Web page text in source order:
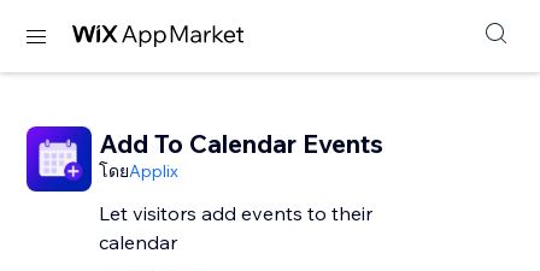
Add To Calendar Events
โดยApplix
Let visitors add events to their
calendar